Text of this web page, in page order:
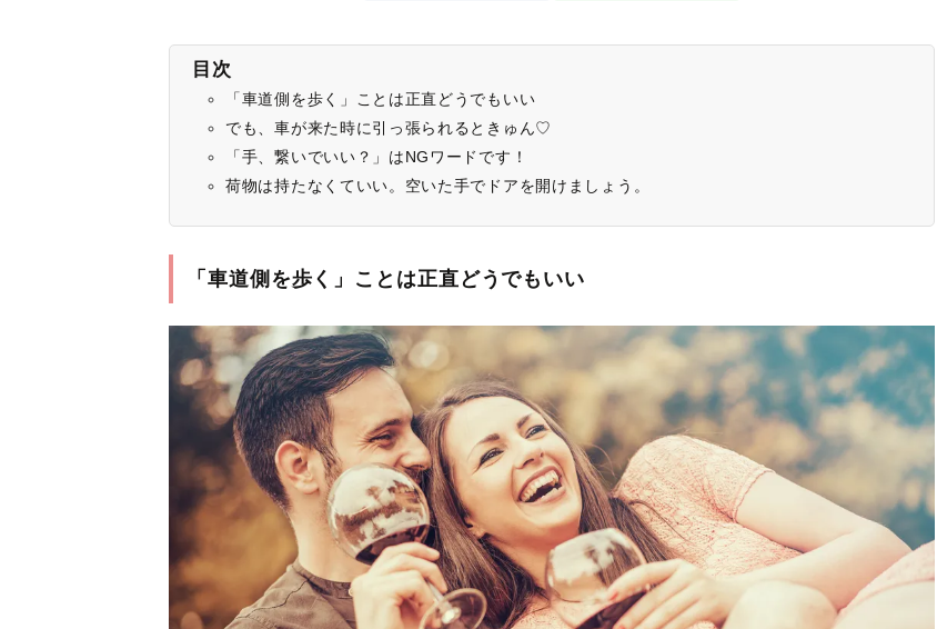
目次
「車道側を歩く」ことは正直どうでもいい
でも、車が来た時に引っ張られるときゅん♡
「手、繋いでいい？」はNGワードです！
荷物は持たなくていい。空いた手でドアを開けましょう。
「車道側を歩く」ことは正直どうでもいい